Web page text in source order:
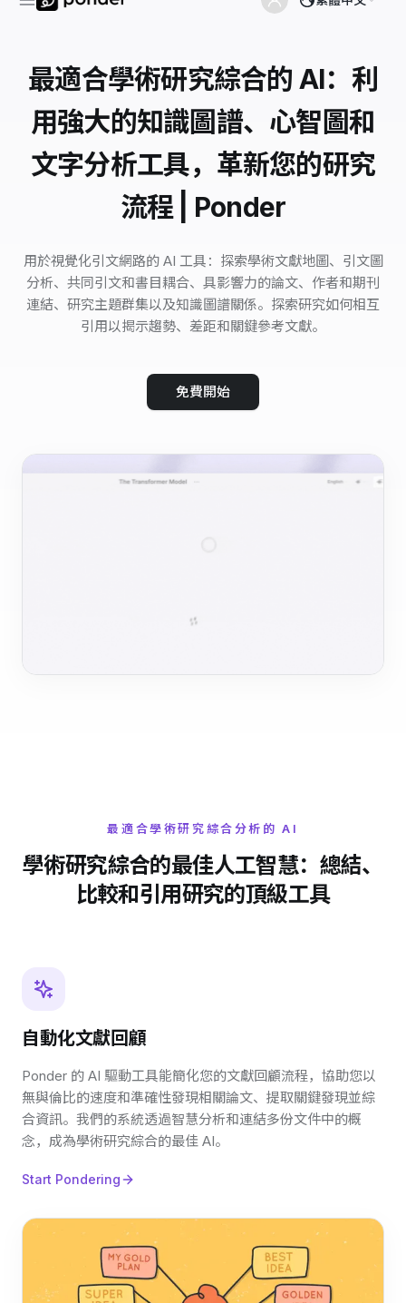
最適合學術研究綜合的 AI：利
用強大的知識圖譜、心智圖和
文字分析工具，革新您的研究
流程 | Ponder
用於視覺化引文網路的 AI 工具：探索學術文獻地圖、引文圖
分析、共同引文和書目耦合、具影響力的論文、作者和期刊
連結、研究主題群集以及知識圖譜關係。探索研究如何相互
引用以揭示趨勢、差距和關鍵參考文獻。
免費開始
最適合學術研究綜合分析的 AI
學術研究綜合的最佳人工智慧：總結、
比較和引用研究的頂級工具
自動化文獻回顧
Ponder 的 AI 驅動工具能簡化您的文獻回顧流程，協助您以
無與倫比的速度和準確性發現相關論文、提取關鍵發現並綜
合資訊。我們的系統透過智慧分析和連結多份文件中的概
念，成為學術研究綜合的最佳 AI。
Start Pondering